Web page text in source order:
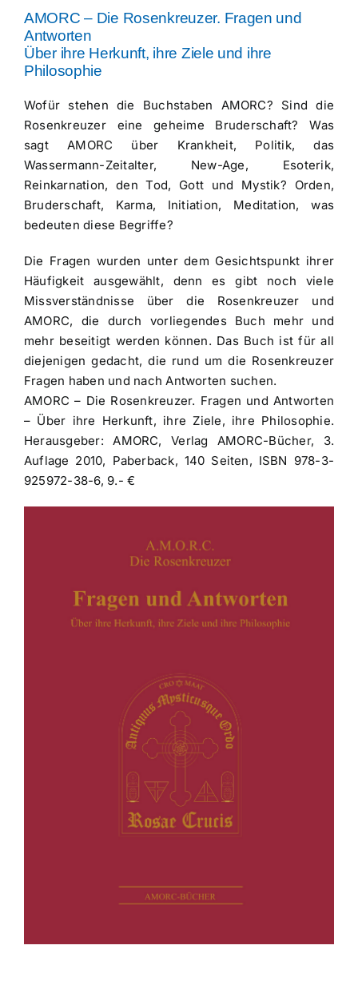
AMORC – Die Rosenkreuzer. Fragen und
Antworten
Über ihre Herkunft, ihre Ziele und ihre
Philosophie
Wofür stehen die Buchstaben AMORC? Sind die
Rosenkreuzer eine geheime Bruderschaft? Was
sagt AMORC über Krankheit, Politik, das
Wassermann-Zeitalter, New-Age, Esoterik,
Reinkarnation, den Tod, Gott und Mystik? Orden,
Bruderschaft, Karma, Initiation, Meditation, was
bedeuten diese Begriffe?
Die Fragen wurden unter dem Gesichtspunkt ihrer
Häufigkeit ausgewählt, denn es gibt noch viele
Missverständnisse über die Rosenkreuzer und
AMORC, die durch vorliegendes Buch mehr und
mehr beseitigt werden können. Das Buch ist für all
diejenigen gedacht, die rund um die Rosenkreuzer
Fragen haben und nach Antworten suchen.
AMORC – Die Rosenkreuzer. Fragen und Antworten
– Über ihre Herkunft, ihre Ziele, ihre Philosophie.
Herausgeber: AMORC, Verlag AMORC-Bücher, 3.
Auflage 2010, Paberback, 140 Seiten, ISBN 978-3-
925972-38-6, 9.- €